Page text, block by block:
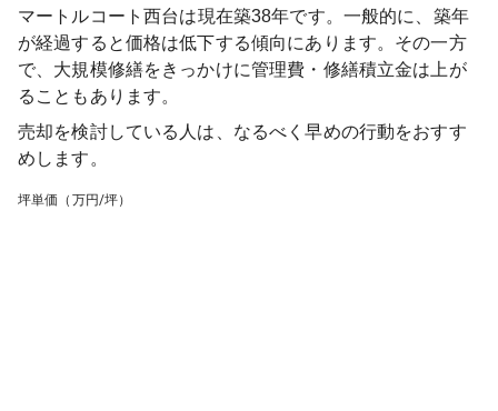
マートルコート西台は現在築38年です。一般的に、築年
が経過すると価格は低下する傾向にあります。その一方
で、大規模修繕をきっかけに管理費・修繕積立金は上が
ることもあります。
売却を検討している人は、なるべく早めの行動をおすす
めします。
坪単価（万円/坪）